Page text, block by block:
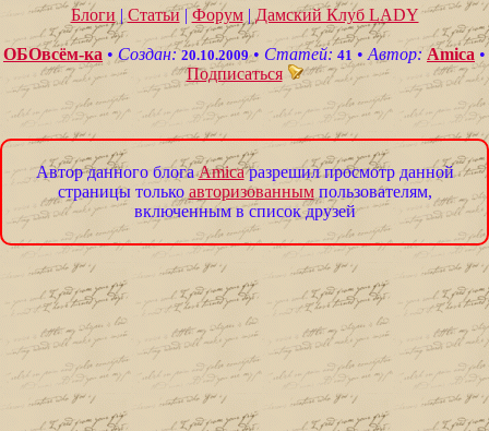
Блоги |Статьи|Форум|Дамский Клуб LADY
ОБОвсём-ка •Создан: 20.10.2009• Статей: 41 • Автор: Amica •
Подписаться
Автор данного блогаAmicaразрешил просмотр данной
страницы только авторизованнымпользователям,
включенным в список друзей